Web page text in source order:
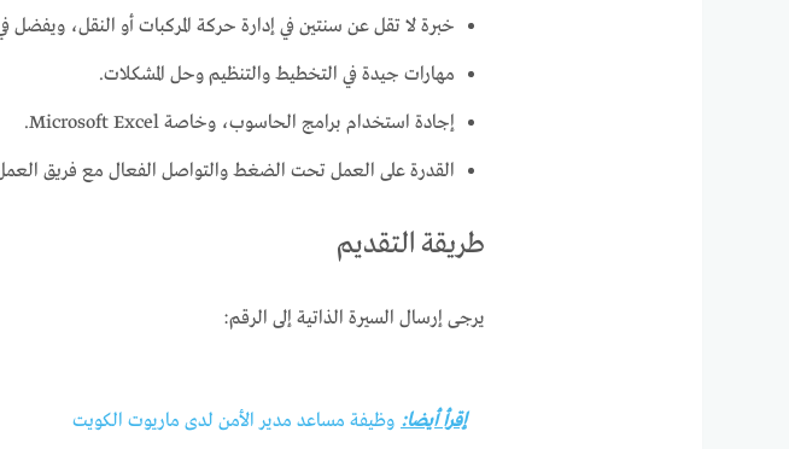
خبرة لا تقل عن سنتين في إدارة حركة المركبات أو النقل، ويفضل
مهارات جيدة في التخطيط والتنظيم وحل المشكلات.
إجادة استخدام برامج الحاسوب، وخاصة Microsoft Excel.
القدرة على العمل تحت الضغط والتواصل الفعال مع فريق
طريقة التقديم
يرجى إرسال السيرة الذاتية إلى الرقم:
إقرأ أيضا: وظيفة مساعد مدير الأمن لدى ماريوت الكويت